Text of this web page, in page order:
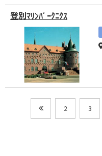
登別ﾏﾘﾝﾊﾟｰｸﾆｸｽ
2 3